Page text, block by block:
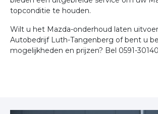
topconditie te houden.
Wilt u het Mazda-onderhoud laten
Autobedrijf Luth-Tangenberg of bent u
mogelijkheden en prijzen? Bel 0591-